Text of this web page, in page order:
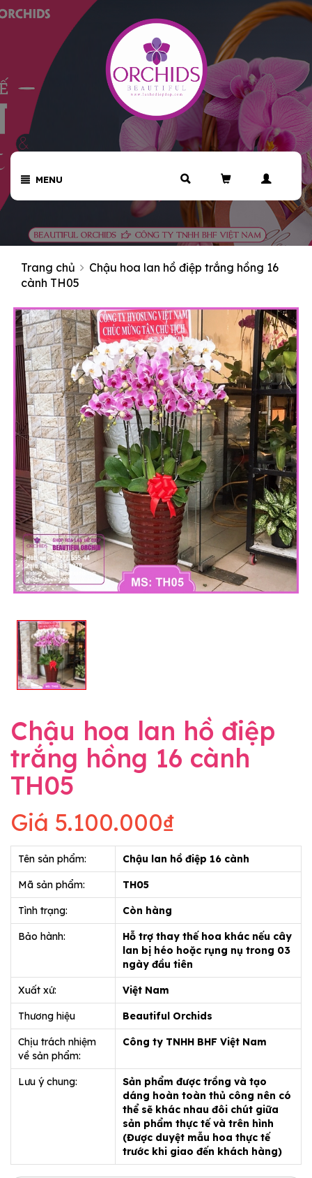
MENU
Trang chủ
Chậu hoa lan hồ điệp trắng hồng 16
cành TH05
Chậu hoa lan hồ điệp
trắng hồng 16 cành
TH05
Giá 5.100.000₫
Tên sản phẩm: Chậu lan hồ điệp 16 cành
Mã sản phẩm: TH05
Tình trạng: Còn hàng
Bảo hành:
Hỗ trợ thay thế hoa khác nếu cây
lan bị héo hoặc rụng nụ trong 03
ngày đầu tiên
Xuất xứ: Việt Nam
Thương hiệu Beautiful Orchids
Chịu trách nhiệm
về sản phẩm:
Công ty TNHH BHF Việt Nam
Lưu ý chung:
Sản phẩm được trồng và tạo
dáng hoàn toàn thủ công nên có
thể sẽ khác nhau đôi chút giữa
sản phẩm thực tế và trên hình
(Được duyệt mẫu hoa thực tế
trước khi giao đến khách hàng)